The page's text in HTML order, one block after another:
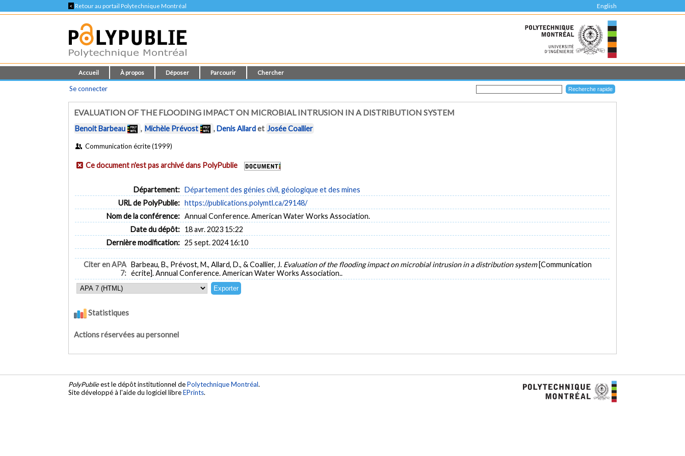
< Retour au portail Polytechnique Montréal English
Accueil À propos Déposer Parcourir Chercher
Se connecter
EVALUATION OF THE FLOODING IMPACT ON MICROBIAL INTRUSION IN A DISTRIBUTION SYSTEM
Benoit Barbeau , Michèle Prévost ,Denis Allardet Josée Coallier
Communication écrite (1999)
Ce document n'est pas archivé dans PolyPublie
Département: Département des génies civil, géologique et des mines
URL de PolyPublie: https://publications.polymtl.ca/29148/
Nom de la conférence: Annual Conference. American Water Works Association.
Date du dépôt: 18 avr. 2023 15:22
Dernière modification: 25 sept. 2024 16:10
Citer en APA
7:
Barbeau, B., Prévost, M., Allard, D., & Coallier, J. Evaluation of the flooding impact on microbial intrusion in a distribution system [Communication
écrite]. Annual Conference. American Water Works Association..
Statistiques
Actions réservées au personnel
PolyPublieest le dépôt institutionnel dePolytechnique Montréal.
Site développé à l'aide du logiciel libreEPrints.